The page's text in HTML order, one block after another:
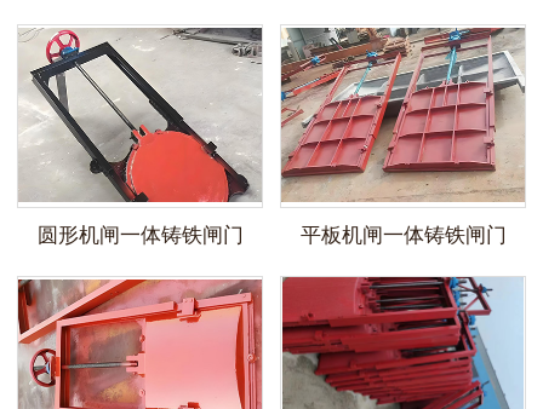
圆形机闸一体铸铁闸门 平板机闸一体铸铁闸门